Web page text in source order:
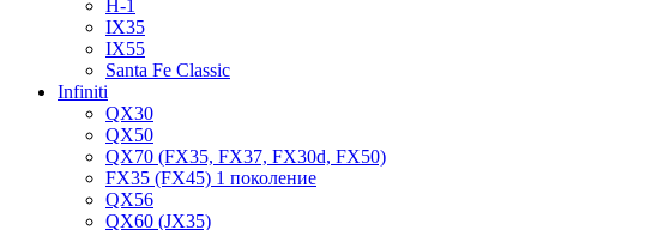
H-1
IX35
IX55
Santa Fe Classic
Infiniti
QX30
QX50
QX70 (FX35, FX37, FX30d, FX50)
FX35 (FX45) 1 поколение
QX56
QX60 (JX35)